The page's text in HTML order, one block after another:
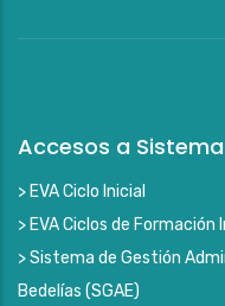
Accesos a
> EVA Ciclo Inicial
> EVA Ciclos de
> Sistema de Gestión
Bedelías (SGAE)